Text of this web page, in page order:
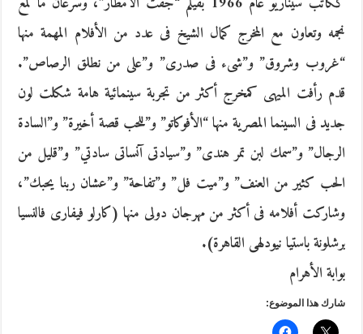
نجمه وتعاون مع المخرج كمال الشيخ فى عدد من الأفلام المهمة منها
“غروب وشروق” و”شىء فى صدرى” و”على من نطلق الرصاص”.
قدم رأفت الميهى كمخرج أكثر من تجربة سينمائية هامة شكلت لون
جديد فى السينما المصرية منها “الأفوكاتو” و”للحب قصة أخيرة” و”السادة
الرجال” و”سمك لبن تمر هندى” و”سيادتى آنساتى سادتي” و”قليل من
الحب كثير من العنف” و”ميت فل” و”تفاحة” و”عشان ربنا يحبك”،
وشاركت أفلامه فى أكثر من مهرجان دولى منها (كارلو فيفارى فالنسيا
برشلونة باستيا نيودلهى القاهرة).
بوابة الأهرام
شارك هذا الموضوع: